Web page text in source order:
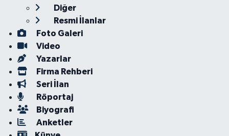
Diğer
Resmi İlanlar
Foto Galeri
Video
Yazarlar
Firma Rehberi
Seri İlan
Röportaj
Biyografi
Anketler